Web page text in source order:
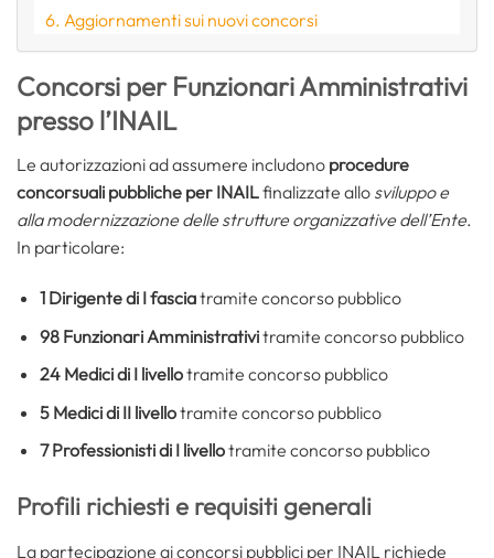
Aggiornamenti sui nuovi concorsi
Concorsi per Funzionari Amministrativi
presso l’INAIL
Le autorizzazioni ad assumere includono procedure
concorsuali pubbliche per INAILfinalizzate allo sviluppo e
alla modernizzazione delle strutture organizzative dell’Ente.
In particolare:
1 Dirigente di I fasciatramite concorso pubblico
98 Funzionari Amministrativitramite concorso pubblico
24 Medici di I livellotramite concorso pubblico
5 Medici di II livellotramite concorso pubblico
7 Professionisti di I livellotramite concorso pubblico
Profili richiesti e requisiti generali
La partecipazione ai concorsi pubblici per INAIL richiede